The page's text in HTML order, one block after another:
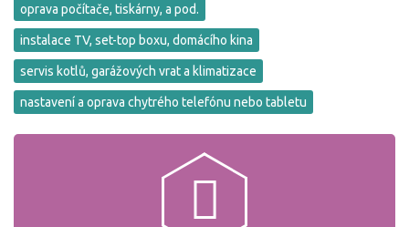
oprava počítače, tiskárny, a pod.
instalace TV, set-top boxu, domácího kina
servis kotlů, garážových vrat a klimatizace
nastavení a oprava chytrého telefónu nebo tabletu